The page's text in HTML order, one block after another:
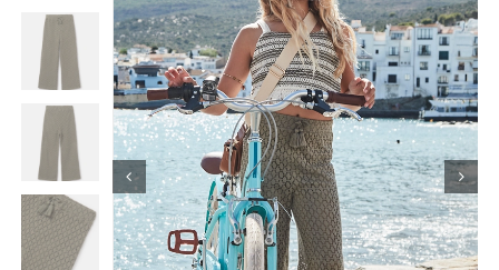
Κορίτσι
Εσώρουχα
Είδη Παρέλασης
Σχετικά με εμάς